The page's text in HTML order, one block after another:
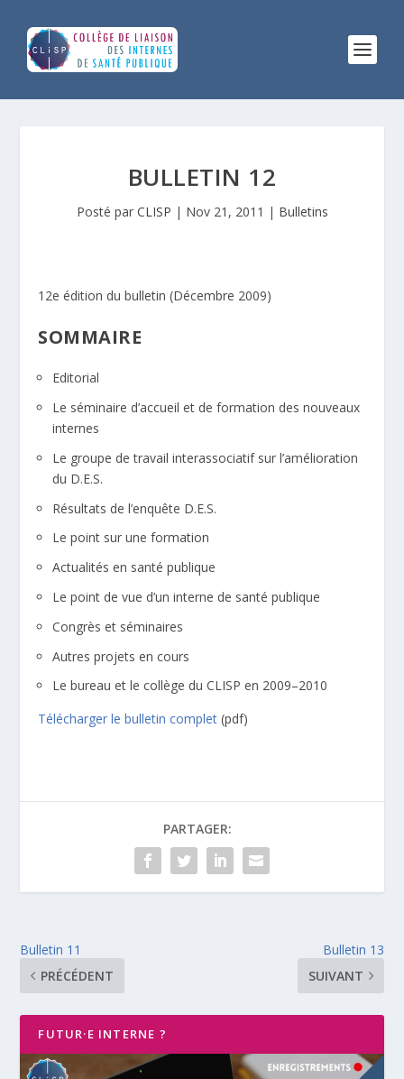
BULLETIN 12
Posté par CLISP | Nov 21, 2011 | Bulletins
12e édition du bulletin (Décembre 2009)
SOMMAIRE
Editorial
Le séminaire d’accueil et de formation des nouveaux
internes
Le groupe de travail interassociatif sur l’amélioration
du D.E.S.
Résultats de l’enquête D.E.S.
Le point sur une formation
Actualités en santé publique
Le point de vue d’un interne de santé publique
Congrès et séminaires
Autres projets en cours
Le bureau et le collège du CLISP en 2009–2010
Télécharger le bulletin complet (pdf)
PARTAGER:
Bulletin 11
PRÉCÉDENT
Bulletin 13
SUIVANT
FUTUR·E INTERNE ?